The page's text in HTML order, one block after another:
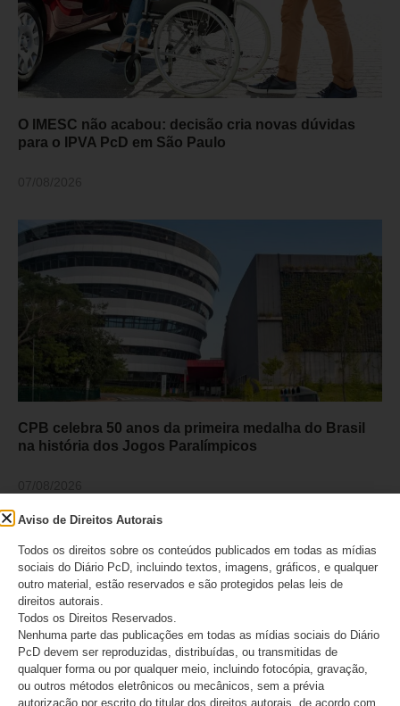
O IMESC não acabou: decisão cria novas dúvidas
para o IPVA PcD em São Paulo
CPB celebra 50 anos da primeira medalha do Brasil
na história dos Jogos Paralímpicos
Aviso de Direitos Autorais
Todos os direitos sobre os conteúdos publicados em todas as mídias
sociais do Diário PcD, incluindo textos, imagens, gráficos, e qualquer
outro material, estão reservados e são protegidos pelas leis de
direitos autorais.
Todos os Direitos Reservados.
Nenhuma parte das publicações em todas as mídias sociais do Diário
PcD devem ser reproduzidas, distribuídas, ou transmitidas de
qualquer forma ou por qualquer meio, incluindo fotocópia, gravação,
ou outros métodos eletrônicos ou mecânicos, sem a prévia
autorização por escrito do titular dos direitos autorais, de acordo com